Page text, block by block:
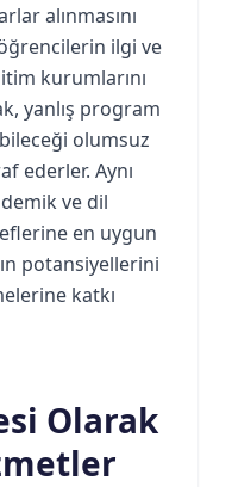
alınmasını
ilgi ve
kurumlarını
yanlış program
olumsuz
ederler. Aynı
ve dil
en uygun
potansiyellerini
katkı
Olarak